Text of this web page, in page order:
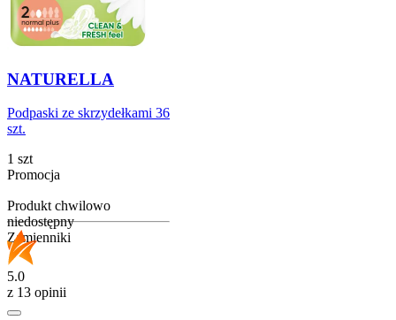
NATURELLA
Podpaski ze skrzydełkami 36
szt.
1 szt
Promocja
Produkt chwilowo
niedostępny
Zamienniki
5.0
z 13 opinii